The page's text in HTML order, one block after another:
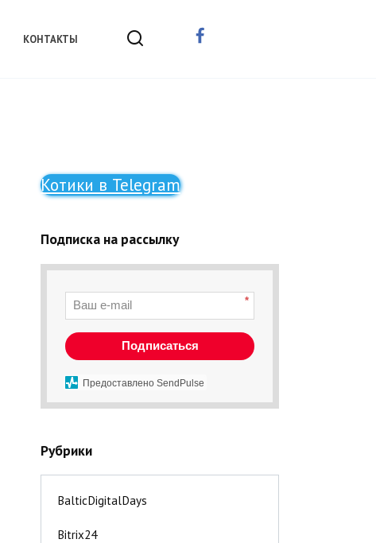
КОНТАКТЫ
Котики в Telegram
Подписка на рассылку
*
Подписаться
Предоставлено SendPulse
Рубрики
BalticDigitalDays
Bitrix24